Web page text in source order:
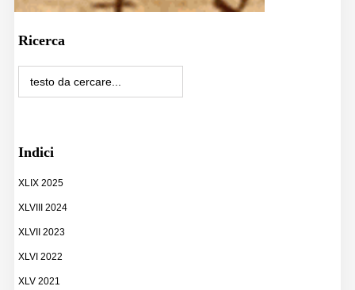
Ricerca
Indici
XLIX 2025
XLVIII 2024
XLVII 2023
XLVI 2022
XLV 2021